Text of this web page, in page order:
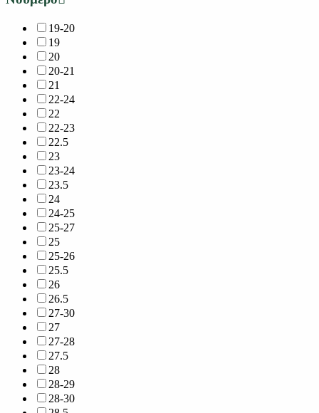
19-20
19
20
20-21
21
22-24
22
22-23
22.5
23
23-24
23.5
24
24-25
25-27
25
25-26
25.5
26
26.5
27-30
27
27-28
27.5
28
28-29
28-30